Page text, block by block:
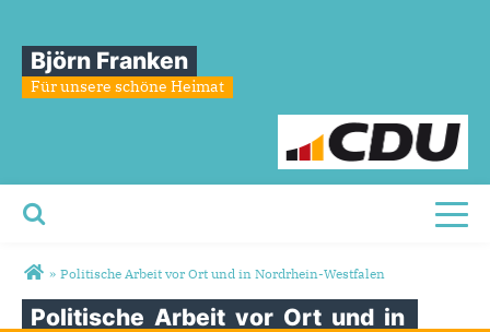
Björn Franken
Für unsere schöne Heimat
Sie sind hier
» Politische Arbeit vor Ort und in Nordrhein-Westfalen
Politische Arbeit vor Ort und in